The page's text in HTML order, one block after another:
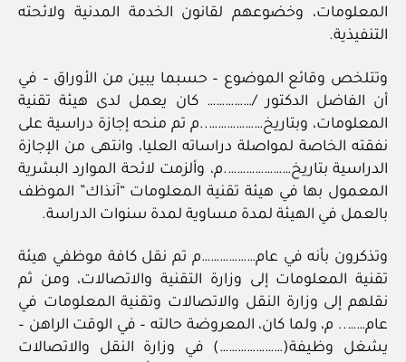
المعلومات، وخضوعهم لقانون الخدمة المدنية ولائحته
التنفيذية.
وتتلخص وقائع الموضوع – حسبما يبين من الأوراق – في
أن الفاضل الدكتور /…………… كان يعمل لدى هيئة تقنية
المعلومات، وبتاريخ………………..م تم منحه إجازة دراسية على
نفقته الخاصة لمواصلة دراساته العليا، وانتهى من الإجازة
الدراسية بتاريخ………………….م، وألزمت لائحة الموارد البشرية
المعمول بها في هيئة تقنية المعلومات “آنذاك” الموظف
بالعمل في الهيئة لمدة مساوية لمدة سنوات الدراسة.
وتذكرون بأنه في عام………………م تم نقل كافة موظفي هيئة
تقنية المعلومات إلى وزارة التقنية والاتصالات، ومن ثم
نقلهم إلى وزارة النقل والاتصالات وتقنية المعلومات في
عام…….. م، ولما كان، المعروضة حالته – في الوقت الراهن –
يشغل وظيفة(…………………) في وزارة النقل والاتصالات